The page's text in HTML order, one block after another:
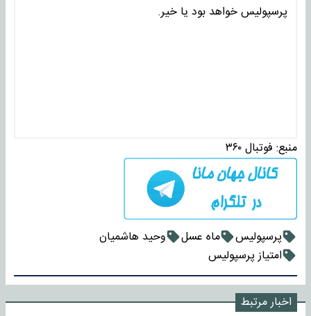
پرسپولیس خواهد بود یا خیر.
منبع: فوتبال ۳۶۰
پرسپولیس ماه عسل
وحید هاشمیان
امتیاز پرسپولیس
اخبار مرتبط